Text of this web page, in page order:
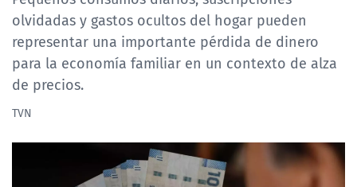
olvidadas y gastos ocultos del hogar pueden
representar una importante pérdida de dinero
para la economía familiar en un contexto de alza
de precios.
TVN